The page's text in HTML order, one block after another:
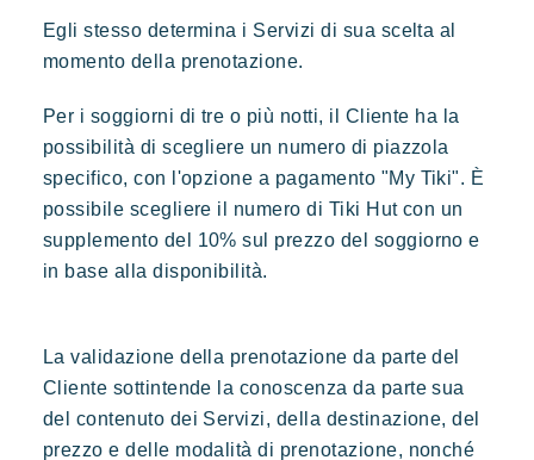
Egli stesso determina i Servizi di sua scelta al
momento della prenotazione.
Per i soggiorni di tre o più notti, il Cliente ha la
possibilità di scegliere un numero di piazzola
specifico, con l'opzione a pagamento "My Tiki". È
possibile scegliere il numero di Tiki Hut con un
supplemento del 10% sul prezzo del soggiorno e
in base alla disponibilità.
La validazione della prenotazione da parte del
Cliente sottintende la conoscenza da parte sua
del contenuto dei Servizi, della destinazione, del
prezzo e delle modalità di prenotazione, nonché